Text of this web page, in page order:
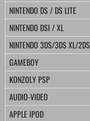
NINTENDO DS / DS LITE
NINTENDO DSI / XL
NINTENDO 3DS/3DS XL/2DS
GAMEBOY
KONZOLY PSP
AUDIO-VIDEO
APPLE IPOD